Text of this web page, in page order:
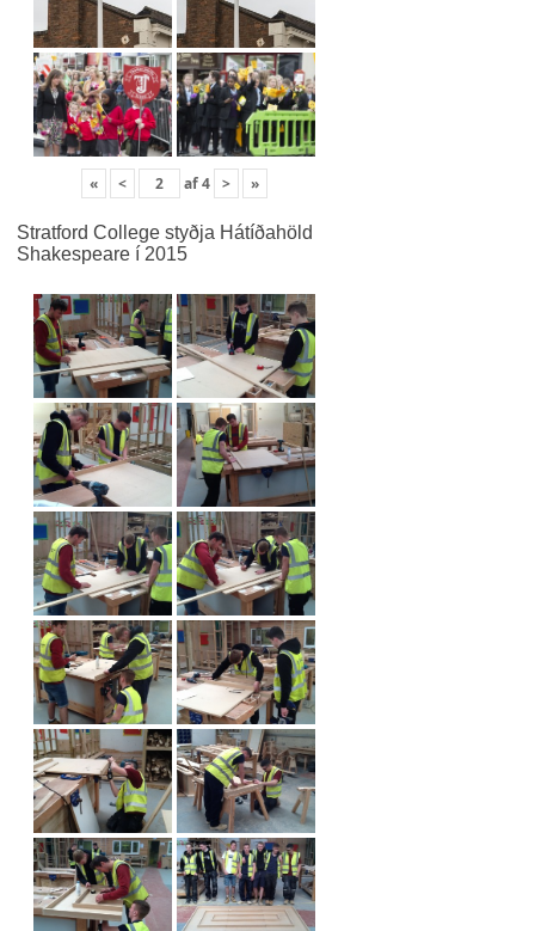
« < af4 > »
Stratford College styðja Hátíðahöld
Shakespeare í 2015